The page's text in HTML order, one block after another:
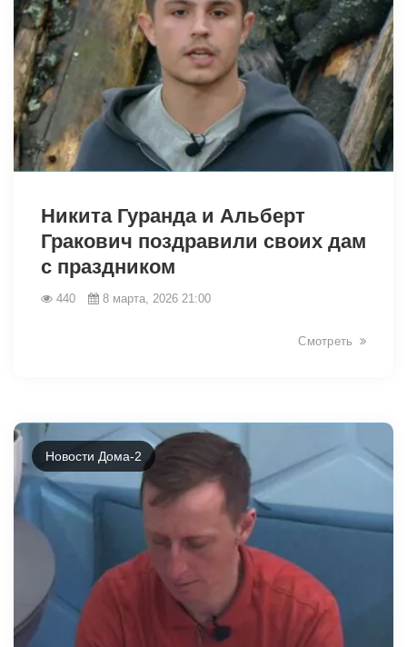
Никита Гуранда и Альберт
Гракович поздравили своих дам
с праздником
440 8 марта, 2026 21:00
Смотреть
Новости Дома-2